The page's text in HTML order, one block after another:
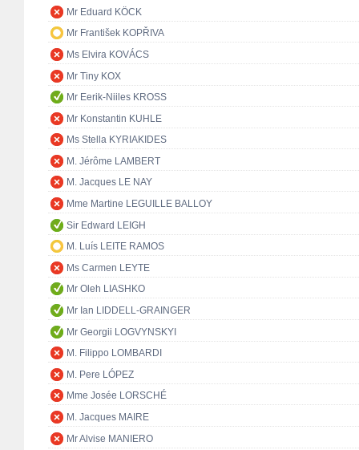
Mr Eduard KÖCK
Mr František KOPŘIVA
Ms Elvira KOVÁCS
Mr Tiny KOX
Mr Eerik-Niiles KROSS
Mr Konstantin KUHLE
Ms Stella KYRIAKIDES
M. Jérôme LAMBERT
M. Jacques LE NAY
Mme Martine LEGUILLE BALLOY
Sir Edward LEIGH
M. Luís LEITE RAMOS
Ms Carmen LEYTE
Mr Oleh LIASHKO
Mr Ian LIDDELL-GRAINGER
Mr Georgii LOGVYNSKYI
M. Filippo LOMBARDI
M. Pere LÓPEZ
Mme Josée LORSCHÉ
M. Jacques MAIRE
Mr Alvise MANIERO